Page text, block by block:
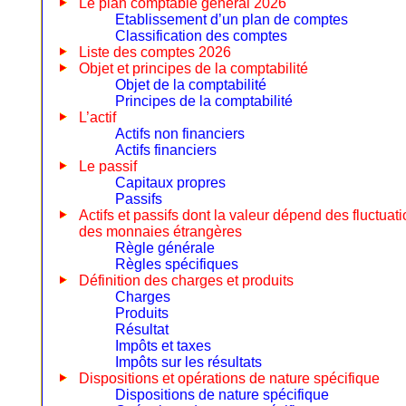
Le plan comptable général 2026
Etablissement d’un plan de comptes
Classification des comptes
Liste des comptes 2026
Objet et principes de la comptabilité
Objet de la comptabilité
Principes de la comptabilité
L’actif
Actifs non financiers
Actifs financiers
Le passif
Capitaux propres
Passifs
Actifs et passifs dont la valeur dépend des
des monnaies étrangères
Règle générale
Règles spécifiques
Définition des charges et produits
Charges
Produits
Résultat
Impôts et taxes
Impôts sur les résultats
Dispositions et opérations de nature spécifique
Dispositions de nature spécifique